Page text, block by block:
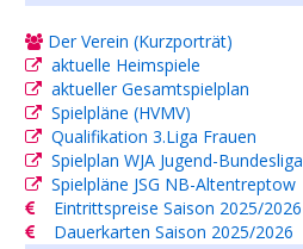
Der Verein (Kurzporträt)
aktuelle Heimspiele
aktueller Gesamtspielplan
Spielpläne (HVMV)
Qualifikation 3.Liga Frauen
Spielplan WJA Jugend-Bundesliga
Spielpläne JSG NB-Altentreptow
Eintrittspreise Saison 2025/2026
Dauerkarten Saison 2025/2026